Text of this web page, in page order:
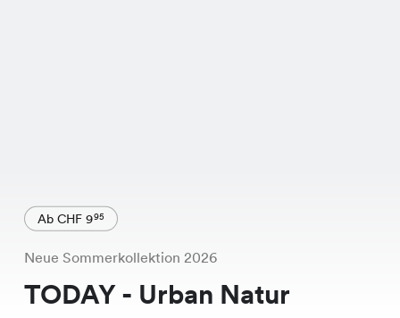
Ab CHF 995
Neue Sommerkollektion 2026
TODAY - Urban Natur